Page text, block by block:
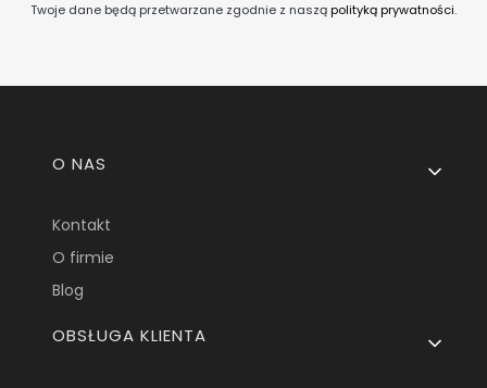
Twoje dane będą przetwarzane zgodnie z nasząpolityką prywatności.
Linki w stopce
O NAS
Kontakt
O firmie
Blog
OBSŁUGA KLIENTA